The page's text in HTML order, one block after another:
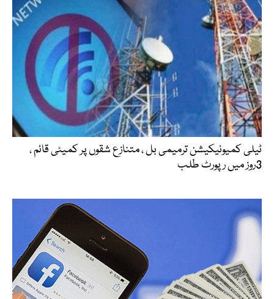
ٹیلی کمیونیکیشن ترمیمی بل ، متنازع شقوں پر کمیٹی قائم ،
3روز میں رپورٹ طلب